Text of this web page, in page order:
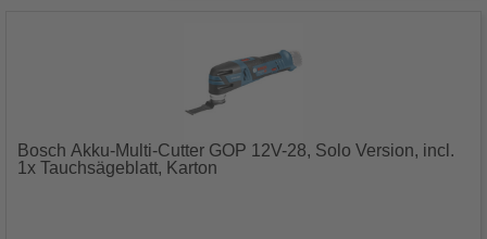
Bosch Akku-Multi-Cutter GOP 12V-28, Solo Version, incl.
1x Tauchsägeblatt, Karton